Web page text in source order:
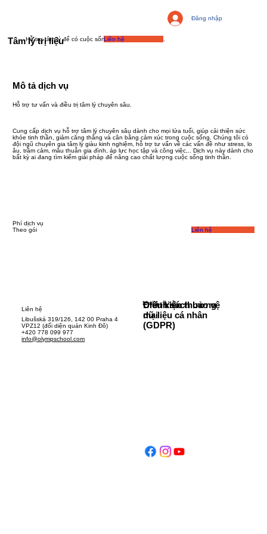
Đăng nhập
Tâm lý trị liệu
Hỗ trợ tâm lý để có cuộc sống học đường tốt hơn.
Liên hệ
​Mô tả dịch vụ
Hỗ trợ tư vấn và điều trị tâm lý chuyên sâu.
Cung cấp dịch vụ hỗ trợ tâm lý chuyên sâu dành cho mọi lứa tuổi, giúp cải thiện sức
khỏe tinh thần, giảm căng thẳng và cân bằng cảm xúc trong cuộc sống. Chúng tôi có
đội ngũ chuyên gia tâm lý giàu kinh nghiệm, hỗ trợ tư vấn về các vấn đề như stress, lo
âu, trầm cảm, mâu thuẫn gia đình, áp lực học tập và công việc,.. Dịch vụ này dành cho
bất kỳ ai đang tìm kiếm giải pháp để nâng cao chất lượng cuộc sống tinh thần.
​Phí dịch vụ
Theo gói
Liên hệ
Mạng xã hội
Chính sách bảo vệ
dữ liệu cá nhân
(GDPR)
Điều kiện thương
mại
Liên hệ
Libušská 319/126, 142 00 Praha 4
VPZ12 (đối diện quán Kinh Đô)
+420 778 099 977
info@olympschool.com